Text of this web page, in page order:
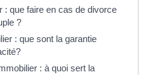
: que faire en cas de divorce
?
: que sont la garantie
: à quoi sert la